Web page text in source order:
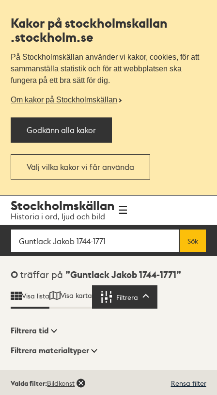
Kakor på stockholmskallan
.stockholm.se
På Stockholmskällan använder vi kakor, cookies, för att
sammanställa statistik och för att webbplatsen ska
fungera på ett bra sätt för dig.
Om kakor på Stockholmskällan
Godkänn alla kakor
Välj vilka kakor vi får använda
navigationen
huvudinnehållet
Stockholmskällan
Historia i ord, ljud och bild
Sök
Sök
Sökresultat
0 träffar på Guntlack Jakob 1744-1771
Visa lista Visa karta Filtrera
Visningsläge
Filtrera tid
Filtrera materialtyper
träffar
Valda filter:Bildkonst Rensa filter